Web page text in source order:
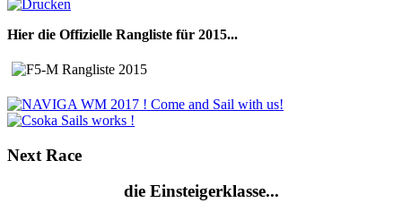
Hier die Offizielle Rangliste für 2015...
Next Race
die Einsteigerklasse...